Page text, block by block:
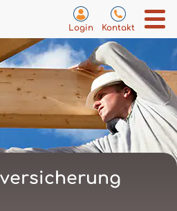
Login Kontakt